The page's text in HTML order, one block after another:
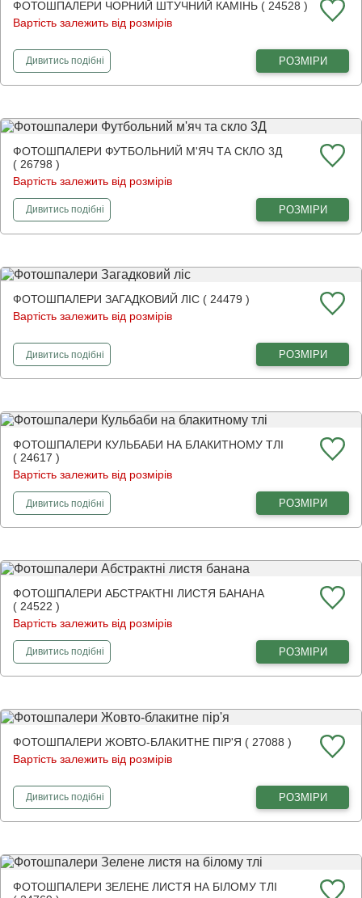
ФОТОШПАЛЕРИ ЧОРНИЙ ШТУЧНИЙ КАМІНЬ ( 24528 )
Вартість залежить від розмірів
Дивитисьфотошпалери
подібні РОЗМІРИ
ФОТОШПАЛЕРИ ФУТБОЛЬНИЙ М'ЯЧ ТА СКЛО 3Д
( 26798 )
Вартість залежить від розмірів
Дивитисьфотошпалери
подібні РОЗМІРИ
ФОТОШПАЛЕРИ ЗАГАДКОВИЙ ЛІС ( 24479 )
Вартість залежить від розмірів
Дивитисьфотошпалери
подібні РОЗМІРИ
ФОТОШПАЛЕРИ КУЛЬБАБИ НА БЛАКИТНОМУ ТЛІ
( 24617 )
Вартість залежить від розмірів
Дивитисьфотошпалери
подібні РОЗМІРИ
ФОТОШПАЛЕРИ АБСТРАКТНІ ЛИСТЯ БАНАНА
( 24522 )
Вартість залежить від розмірів
Дивитисьфотошпалери
подібні РОЗМІРИ
ФОТОШПАЛЕРИ ЖОВТО-БЛАКИТНЕ ПІР'Я ( 27088 )
Вартість залежить від розмірів
Дивитисьфотошпалери
подібні РОЗМІРИ
ФОТОШПАЛЕРИ ЗЕЛЕНЕ ЛИСТЯ НА БІЛОМУ ТЛІ